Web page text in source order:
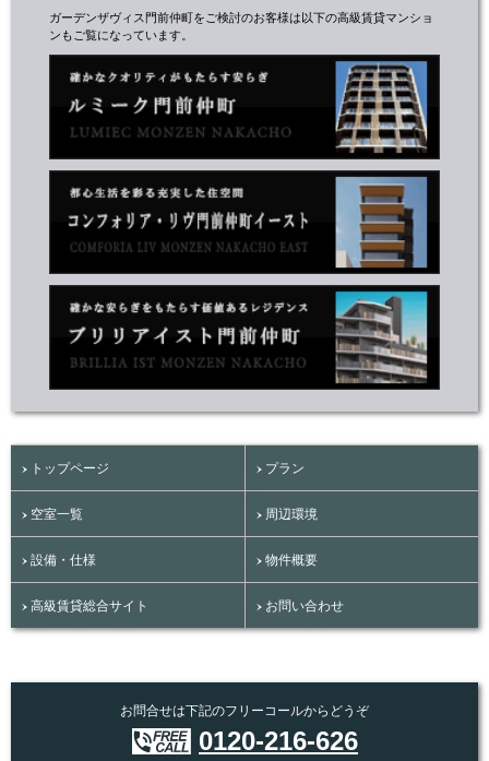
ガーデンザヴィス門前仲町をご検討のお客様は以下の高級賃貸マンショ
ンもご覧になっています。
トップページ プラン
空室一覧 周辺環境
設備・仕様 物件概要
高級賃貸総合サイト お問い合わせ
お問合せは下記のフリーコールからどうぞ
0120-216-626